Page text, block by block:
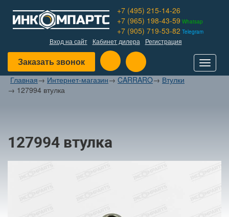
+7 (495) 215-14-26
+7 (965) 198-43-59 Whatsap
+7 (905) 719-53-82 Telegram
Вход на сайт Кабинет дилера Регистрация
Заказать звонок
Toggle
Главная→ Интернет-магазин→ CARRARO→ Втулки
→ 127994 втулка
127994 втулка